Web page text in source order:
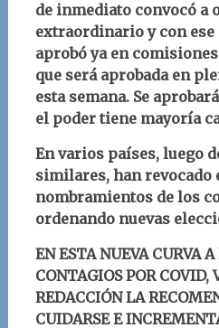
de inmediato convocó a
extraordinario y con
aprobó ya en
que será aprobada en
esta semana. Se
el poder tiene mayoría
En varios países, luego
similares, han revocado
nombramientos de los
ordenando nuevas
EN ESTA NUEVA CURVA
CONTAGIOS POR COVID,
REDACCIÓN LA
CUIDARSE E